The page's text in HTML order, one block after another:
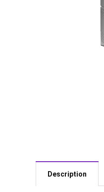
Description